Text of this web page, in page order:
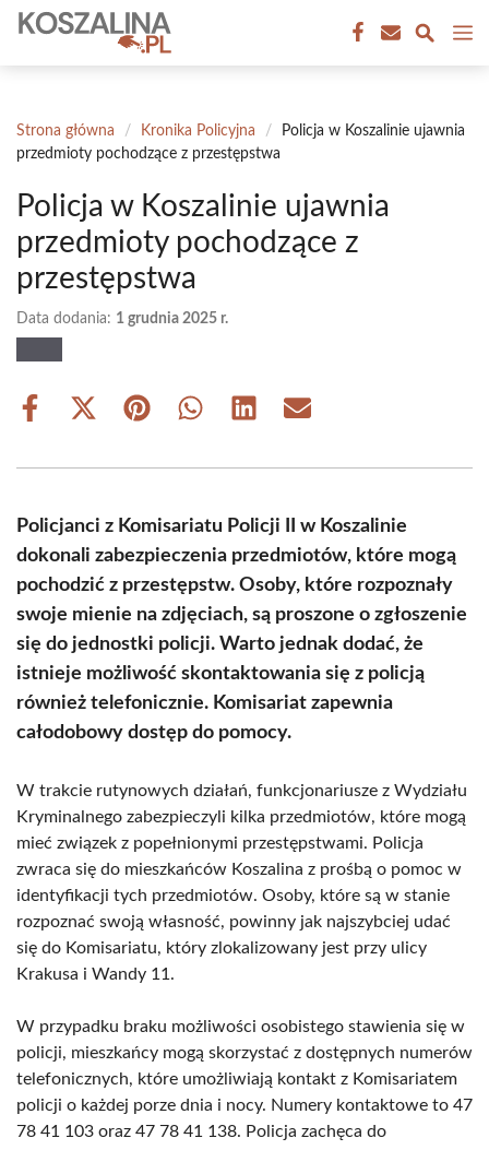
Przejdź
treści
Strona główna / Kronika Policyjna /
Policja w Koszalinie ujawnia
przedmioty pochodzące z przestępstwa
Policja w Koszalinie ujawnia
przedmioty pochodzące z
przestępstwa
Data dodania: 1 grudnia 2025 r.
Share
Share
(Twitter)
Share Share Share Share
Policjanci z Komisariatu Policji II w Koszalinie
dokonali zabezpieczenia przedmiotów, które mogą
pochodzić z przestępstw. Osoby, które rozpoznały
swoje mienie na zdjęciach, są proszone o zgłoszenie
się do jednostki policji. Warto jednak dodać, że
istnieje możliwość skontaktowania się z policją
również telefonicznie. Komisariat zapewnia
całodobowy dostęp do pomocy.
W trakcie rutynowych działań, funkcjonariusze z Wydziału
Kryminalnego zabezpieczyli kilka przedmiotów, które mogą
mieć związek z popełnionymi przestępstwami. Policja
zwraca się do mieszkańców Koszalina z prośbą o pomoc w
identyfikacji tych przedmiotów. Osoby, które są w stanie
rozpoznać swoją własność, powinny jak najszybciej udać
się do Komisariatu, który zlokalizowany jest przy ulicy
Krakusa i Wandy 11.
W przypadku braku możliwości osobistego stawienia się w
policji, mieszkańcy mogą skorzystać z dostępnych numerów
telefonicznych, które umożliwiają kontakt z Komisariatem
policji o każdej porze dnia i nocy. Numery kontaktowe to 47
78 41 103 oraz 47 78 41 138. Policja zachęca do